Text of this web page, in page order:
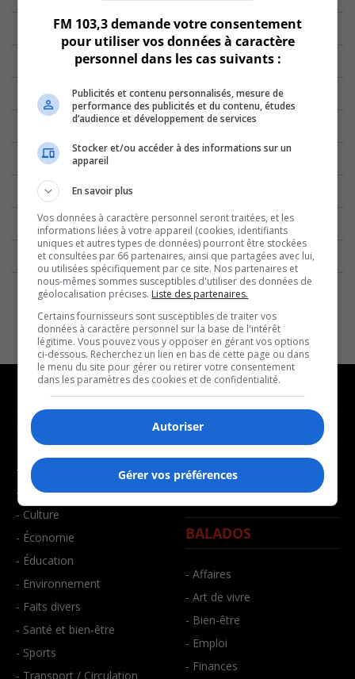
NOUVELLES
- Affaires municipales
- Communauté / Social
- Culture
- Économie
- Éducation
- Environnement
- Faits divers
- Santé et bien-être
- Sports
- Transport / Circulation
MUSIQUE
- Décompte franco
- Joué récemment
BALADOS
- Affaires
- Art de vivre
- Bien-être
- Emploi
- Finances
FM 103,3 demande votre consentement
pour utiliser vos données à caractère
personnel dans les cas suivants :
Publicités et contenu personnalisés, mesure de
performance des publicités et du contenu, études
d’audience et développement de services
Stocker et/ou accéder à des informations sur un
appareil
En savoir plus
Vos données à caractère personnel seront traitées, et les
informations liées à votre appareil (cookies, identifiants
uniques et autres types de données) pourront être stockées
et consultées par 66 partenaires, ainsi que partagées avec lui,
ou utilisées spécifiquement par ce site. Nos partenaires et
nous-mêmes sommes susceptibles d'utiliser des données de
géolocalisation précises. Liste des partenaires.
Certains fournisseurs sont susceptibles de traiter vos
données à caractère personnel sur la base de l'intérêt
légitime. Vous pouvez vous y opposer en gérant vos options
ci-dessous. Recherchez un lien en bas de cette page ou dans
le menu du site pour gérer ou retirer votre consentement
dans les paramètres des cookies et de confidentialité.
Autoriser
Gérer vos préférences